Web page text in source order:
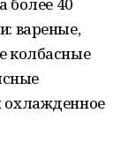
вареные,
колбасные
охлажденное